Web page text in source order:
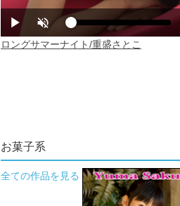
お菓子系
全ての作品を見る